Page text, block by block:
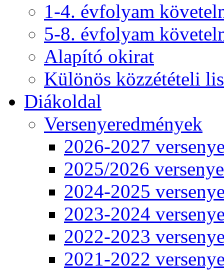
1-4. évfolyam
5-8. évfolyam
Alapító okirat
Különös közzétételi
Diákoldal
Versenyeredmények
2026-2027
2025/2026
2024-2025
2023-2024
2022-2023
2021-2022